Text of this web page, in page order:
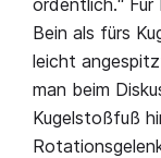
Bein als fürs
leicht
man beim
Kugelstoßfuß